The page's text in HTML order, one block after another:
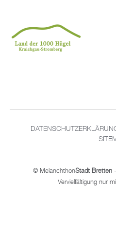
© MelanchthonStadt Bretten
Vervielfältigung nur